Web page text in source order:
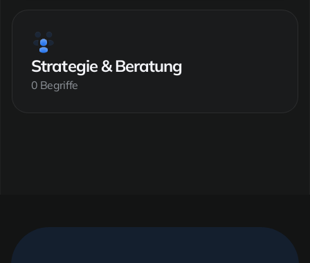
Strategie & Beratung
0 Begriffe